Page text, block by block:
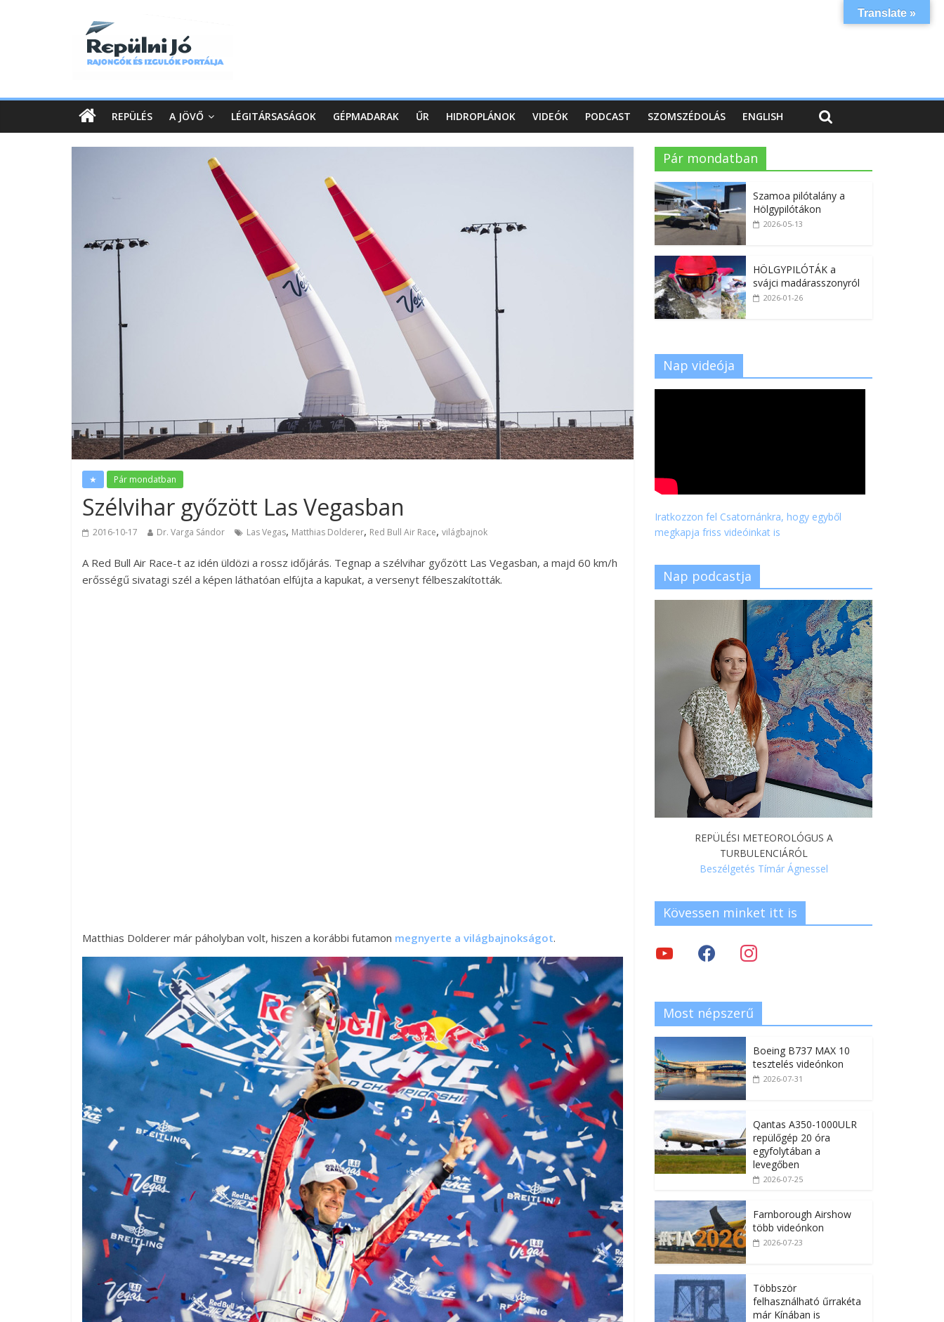
REPÜLÉS A JÖVŐ LÉGITÁRSASÁGOK GÉPMADARAK ŰR HIDROPLÁNOK VIDEÓK PODCAST SZOMSZÉDOLÁS ENGLISH
★ Pár mondatban
Szélvihar győzött Las Vegasban
2016-10-17 Dr. Varga Sándor Las Vegas, Matthias Dolderer, Red Bull Air Race, világbajnok
A Red Bull Air Race-t az idén üldözi a rossz időjárás. Tegnap a szélvihar győzött Las Vegasban, a majd 60 km/h
erősségű sivatagi szél a képen láthatóan elfújta a kapukat, a versenyt félbeszakították.
Matthias Dolderer már páholyban volt, hiszen a korábbi futamon megnyerte a világbajnokságot.
Pár mondatban
Szamoa pilótalány a
Hölgypilótákon
2026-05-13
HÖLGYPILÓTÁK a
svájci madárasszonyról
2026-01-26
Nap videója
Iratkozzon fel Csatornánkra, hogy egyből
megkapja friss videóinkat is
Nap podcastja
REPÜLÉSI METEOROLÓGUS A
TURBULENCIÁRÓL
Beszélgetés Tímár Ágnessel
Kövessen minket itt is
Most népszerű
Boeing B737 MAX 10
tesztelés videónkon
2026-07-31
Qantas A350-1000ULR
repülőgép 20 óra
egyfolytában a
levegőben
2026-07-25
Farnborough Airshow
több videónkon
2026-07-23
Többször
felhasználható űrrakéta
már Kínában is
Translate »